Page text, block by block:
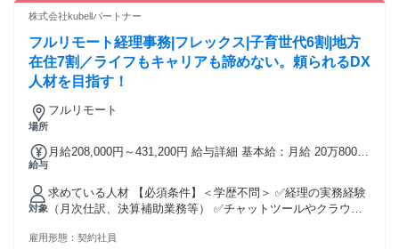
株式会社kubellパートナー
フルリモート経理事務|フレックス|子育世代6割|地方
在住7割／ライフもキャリアも諦めない。頼られるDX
人材を目指す！
場所
フルリモート
給与
月給208,000円～431,200円 給与詳細 基本給：月給 20万8000
で支払われる通勤・皆勤・家族手当金額：なし 全員に一律で
支払われるその他手当金額：あり ※経験・能力などを考慮の
上、決定いたします。 【賞与】 年2回（8月・2月） 【昇給】
給与改定年2回（8月・2月） 【手当】 ・交通費全額支給 ・時
対象
求めている人材 【必須条件】＜学歴不問＞ ✅️経理の実務経験
（月次仕訳、決算補助業務等） ✅️チャットツールやクラウド
等）やスケジュール管理・資料共有（Google Workspace等）
雇用形態： 契約社員